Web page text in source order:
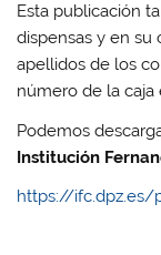
Esta publicación
dispensas y en
apellidos de los
número de la
Podemos
Institución
https://ifc.dpz.es/